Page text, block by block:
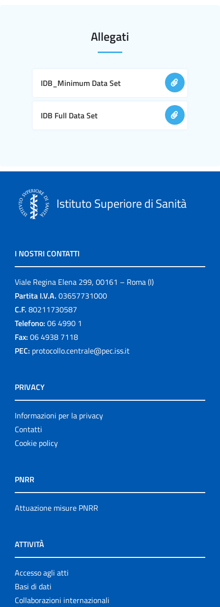
Allegati
IDB_Minimum Data Set
IDB Full Data Set
Istituto Superiore di Sanità
I NOSTRI CONTATTI
Viale Regina Elena 299, 00161 – Roma (I)
Partita I.V.A. 03657731000
C.F. 80211730587
Telefono: 06 4990 1
Fax: 06 4938 7118
PEC: protocollo.centrale@pec.iss.it
PRIVACY
Informazioni per la privacy
Contatti
Cookie policy
PNRR
Attuazione misure PNRR
ATTIVITÀ
Accesso agli atti
Basi di dati
Collaborazioni internazionali